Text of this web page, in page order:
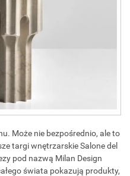
Może nie bezpośrednio, ale to
targi wnętrzarskie Salone del
pod nazwą Milan Design
świata pokazują produkty,